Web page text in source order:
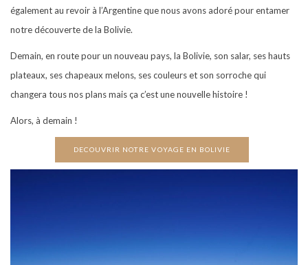
également au revoir à l’Argentine que nous avons adoré pour entamer
notre découverte de la Bolivie.
Demain, en route pour un nouveau pays, la Bolivie, son salar, ses hauts
plateaux, ses chapeaux melons, ses couleurs et son sorroche qui
changera tous nos plans mais ça c’est une nouvelle histoire !
Alors, à demain !
DECOUVRIR NOTRE VOYAGE EN BOLIVIE